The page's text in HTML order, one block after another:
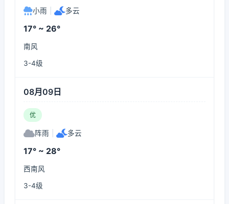
小雨 多云
17° ~ 26°
南风
3-4级
08月09日
优
阵雨 多云
17° ~ 28°
西南风
3-4级